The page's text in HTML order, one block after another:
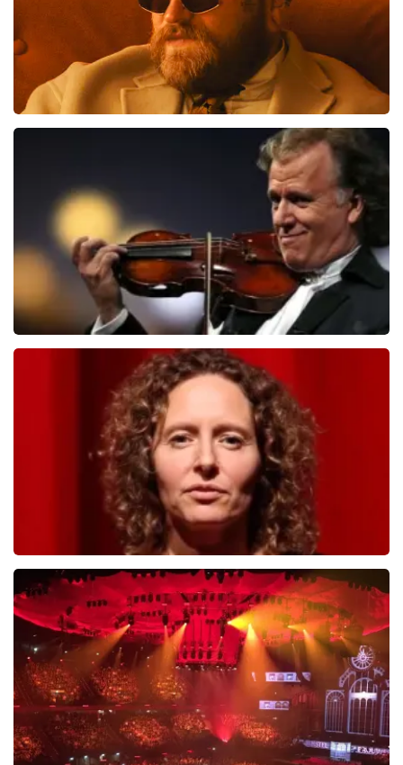
BESTEL NU
Andre Rieu
laatste 30 minuten
BESTEL NU
Esther van der Voort
488laatste 30 minuten
BESTEL NU